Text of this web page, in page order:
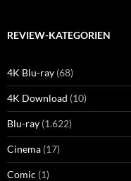
REVIEW-KATEGORIEN
4K Blu-ray (68)
4K Download (10)
Blu-ray (1.622)
Cinema (17)
Comic (1)